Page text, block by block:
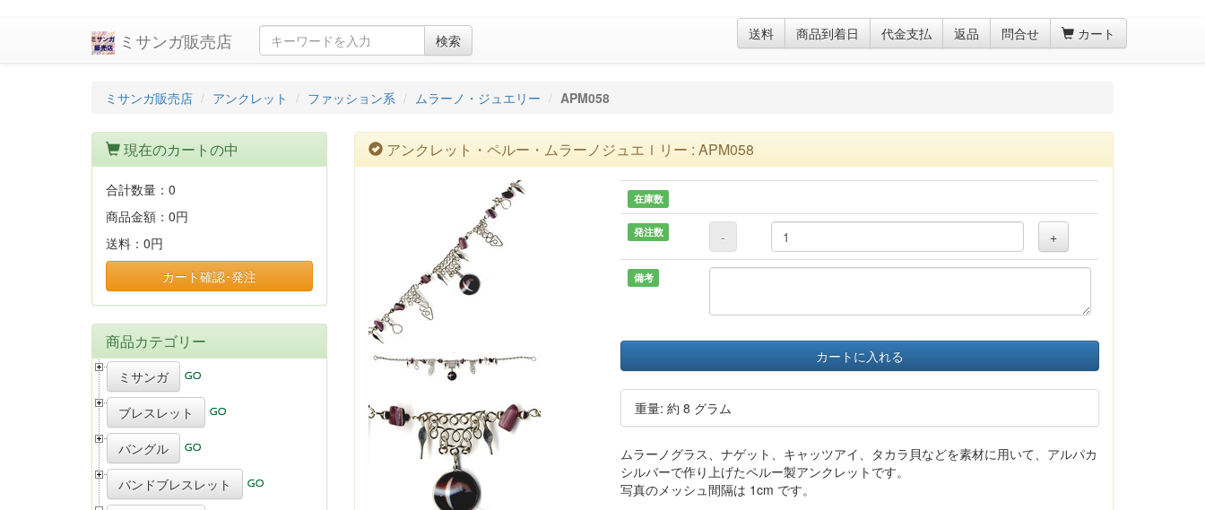
ミサンガ販売店 検索 送料 商品到着日 代金支払 返品 問合せ カート
ミサンガ販売店 アンクレット ファッション系 ムラーノ・ジュエリー APM058
アンクレット・ペルー・ムラーノジュエｌリー : APM058
在庫数
発注数 - +
備考
カートに入れる
重量: 約 8 グラム
ムラーノグラス、ナゲット、キャッツアイ、タカラ貝などを素材に用いて、アルパカ
シルバーで作り上げたペルー製アンクレットです。
写真のメッシュ間隔は 1cm です。
現在のカートの中
合計数量： 0
商品金額： 0円
送料： 0円
カート確認･発注
商品カテゴリー
ミサンガ
ブレスレット
バングル
バンドブレスレット